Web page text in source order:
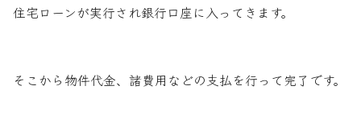
住宅ローンが実行され銀行口座に入ってきます。
そこから物件代金、諸費用などの支払を行って完了です。